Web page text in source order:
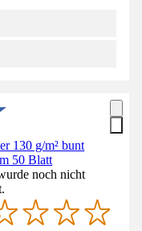
130 g/m² bunt
50 Blatt
noch nicht